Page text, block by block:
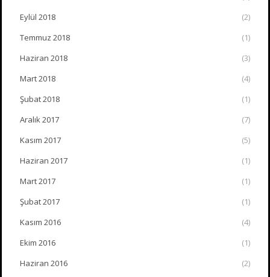
Eylül 2018
(2)
Temmuz 2018
(1)
Haziran 2018
(3)
Mart 2018
(4)
Şubat 2018
(1)
Aralık 2017
(7)
Kasım 2017
(5)
Haziran 2017
(1)
Mart 2017
(1)
Şubat 2017
(1)
Kasım 2016
(4)
Ekim 2016
(1)
Haziran 2016
(2)